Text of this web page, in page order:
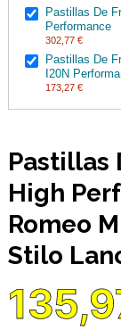
Pastillas De
Performance
302,77 €
Pastillas De
I20N
173,27 €
Pastillas
High
Romeo
Stilo